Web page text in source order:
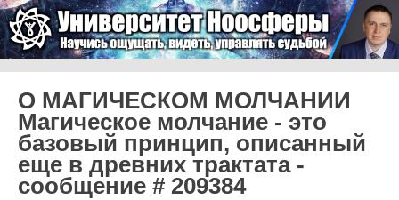
Университет Ноосферы
О МАГИЧЕСКОМ МОЛЧАНИИ
Магическое молчание - это
базовый принцип, описанный
еще в древних трактата -
сообщение # 209384